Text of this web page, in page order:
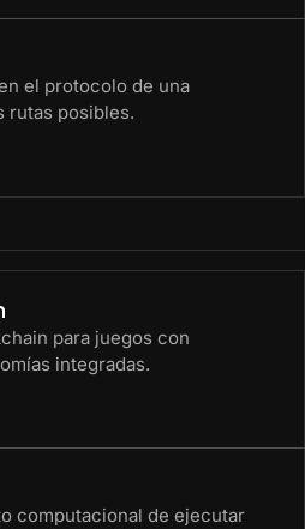
el protocolo de una
rutas posibles.
para juegos con
integradas.
computacional de ejecutar